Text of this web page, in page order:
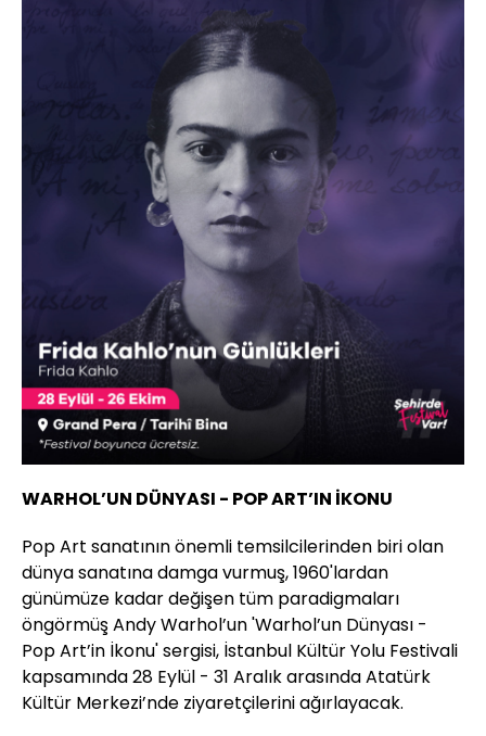
WARHOL’UN DÜNYASI - POP ART’IN İKONU
Pop Art sanatının önemli temsilcilerinden biri olan
dünya sanatına damga vurmuş, 1960'lardan
günümüze kadar değişen tüm paradigmaları
öngörmüş Andy Warhol’un 'Warhol’un Dünyası -
Pop Art’in İkonu' sergisi, İstanbul Kültür Yolu Festivali
kapsamında 28 Eylül - 31 Aralık arasında Atatürk
Kültür Merkezi’nde ziyaretçilerini ağırlayacak.